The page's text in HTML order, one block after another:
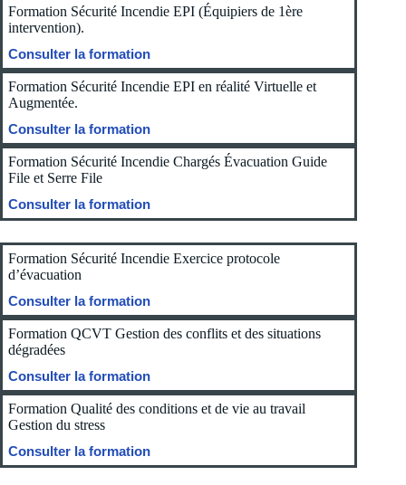
Formation Sécurité Incendie EPI (Équipiers de 1ère
intervention).
Consulter la formation
Formation Sécurité Incendie EPI en réalité Virtuelle et
Augmentée.
Consulter la formation
Formation Sécurité Incendie Chargés Évacuation Guide
File et Serre File
Consulter la formation
Formation Sécurité Incendie Exercice protocole
d’évacuation
Consulter la formation
Formation QCVT Gestion des conflits et des situations
dégradées
Consulter la formation
Formation Qualité des conditions et de vie au travail
Gestion du stress
Consulter la formation